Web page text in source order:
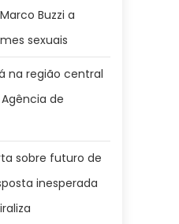
Buzzi a
sexuais
na região central
de
sobre futuro de
inesperada